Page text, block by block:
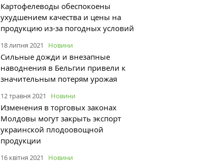
Картофелеводы обеспокоены
ухудшением качества и цены на
продукцию из-за погодных условий
18 липня 2021 Новини
Сильные дожди и внезапные
наводнения в Бельгии привели к
значительным потерям урожая
12 травня 2021 Новини
Изменения в торговых законах
Молдовы могут закрыть экспорт
украинской плодоовощной
продукции
16 квітня 2021 Новини